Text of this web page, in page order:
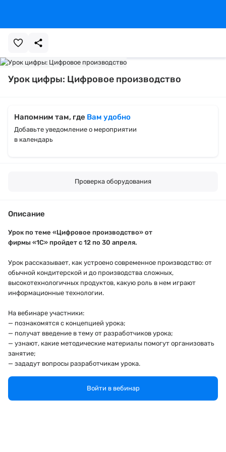
Урок цифры: Цифровое производство
Напомним там, где Вам удобно
Добавьте уведомление о мероприятии
в календарь
Проверка оборудования
Описание
Урок по теме «Цифровое производство» от
фирмы «1C» пройдет с 12 по 30 апреля.
Урок рассказывает, как устроено современное производство: от
обычной кондитерской и до производства сложных,
высокотехнологичных продуктов, какую роль в нем играют
информационные технологии.
На вебинаре участники:
— познакомятся с концепцией урока;
— получат введение в тему от разработчиков урока;
— узнают, какие методические материалы помогут организовать
занятие;
— зададут вопросы разработчикам урока.
Войти в вебинар